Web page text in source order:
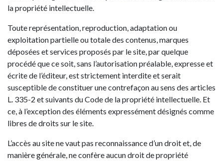
la propriété intellectuelle.
Toute représentation, reproduction, adaptation ou
exploitation partielle ou totale des contenus, marques
déposées et services proposés par le site, par quelque
procédé que ce soit, sans l’autorisation préalable, expresse et
écrite de l’éditeur, est strictement interdite et serait
susceptible de constituer une contrefaçon au sens des articles
L. 335-2 et suivants du Code de la propriété intellectuelle. Et
ce, à l’exception des éléments expressément désignés comme
libres de droits sur le site.
L’accès au site ne vaut pas reconnaissance d’un droit et, de
manière générale, ne confère aucun droit de propriété